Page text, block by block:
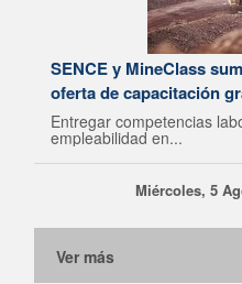
SENCE y MineClass
oferta de capacitación
Entregar competencias
empleabilidad en...
Miércoles, 5
Ver más